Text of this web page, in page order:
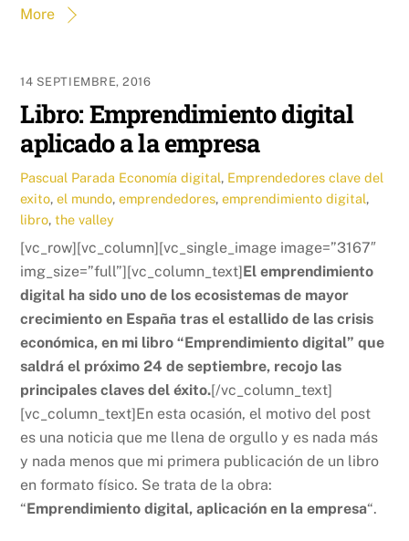
More
14 SEPTIEMBRE, 2016
Libro: Emprendimiento digital
aplicado a la empresa
Pascual Parada Economía digital, Emprendedores clave del
exito,el mundo,emprendedores,emprendimiento digital,
libro,the valley
[vc_row][vc_column][vc_single_image image=”3167″
img_size=”full”][vc_column_text]El emprendimiento
digital ha sido uno de los ecosistemas de mayor
crecimiento en España tras el estallido de las crisis
económica, en mi libro “Emprendimiento digital” que
saldrá el próximo 24 de septiembre, recojo las
principales claves del éxito.[/vc_column_text]
[vc_column_text]En esta ocasión, el motivo del post
es una noticia que me llena de orgullo y es nada más
y nada menos que mi primera publicación de un libro
en formato físico. Se trata de la obra:
“Emprendimiento digital, aplicación en la empresa“.